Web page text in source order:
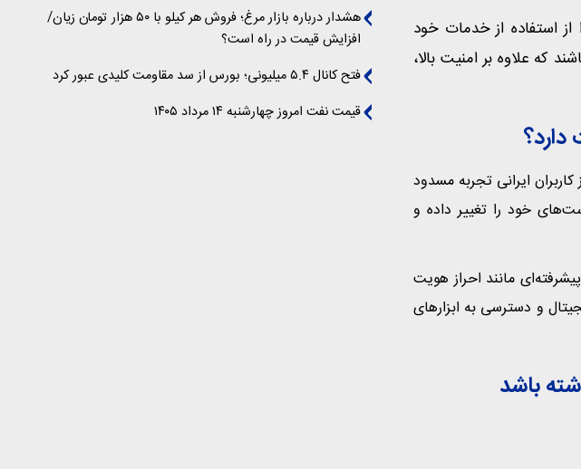
استفاده از خدمات خود
که علاوه بر امنیت بالا،
دارد؟
ایرانی تجربه مسدود
خود را تغییر داده و
مانند احراز هویت
و دسترسی به ابزارهای
باشد
هشدار درباره بازار مرغ؛ فروش هر کیلو با ۵۰ هزار تومان زیان/
افزایش قیمت در راه است؟
فتح کانال ۵.۴ میلیونی؛ بورس از سد مقاومت کلیدی عبور کرد
قیمت نفت امروز چهارشنبه ۱۴ مرداد ۱۴۰۵